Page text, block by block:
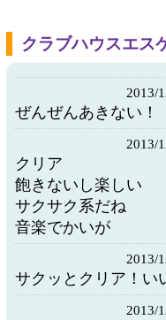
クラブハウスエス
2013/
ぜんぜんあきない！
2013/
クリア
飽きないし楽しい
サクサク系だね
音楽でかいが
2013/
サクッとクリア！い
2013/